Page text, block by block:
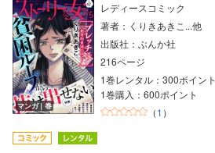
マンガ｜巻
レディースコミック
著者：くりきあきこ...他
出版社：ぶんか社
216ページ
1巻レンタル：300ポイント
1巻購入：600ポイント
（1 ）